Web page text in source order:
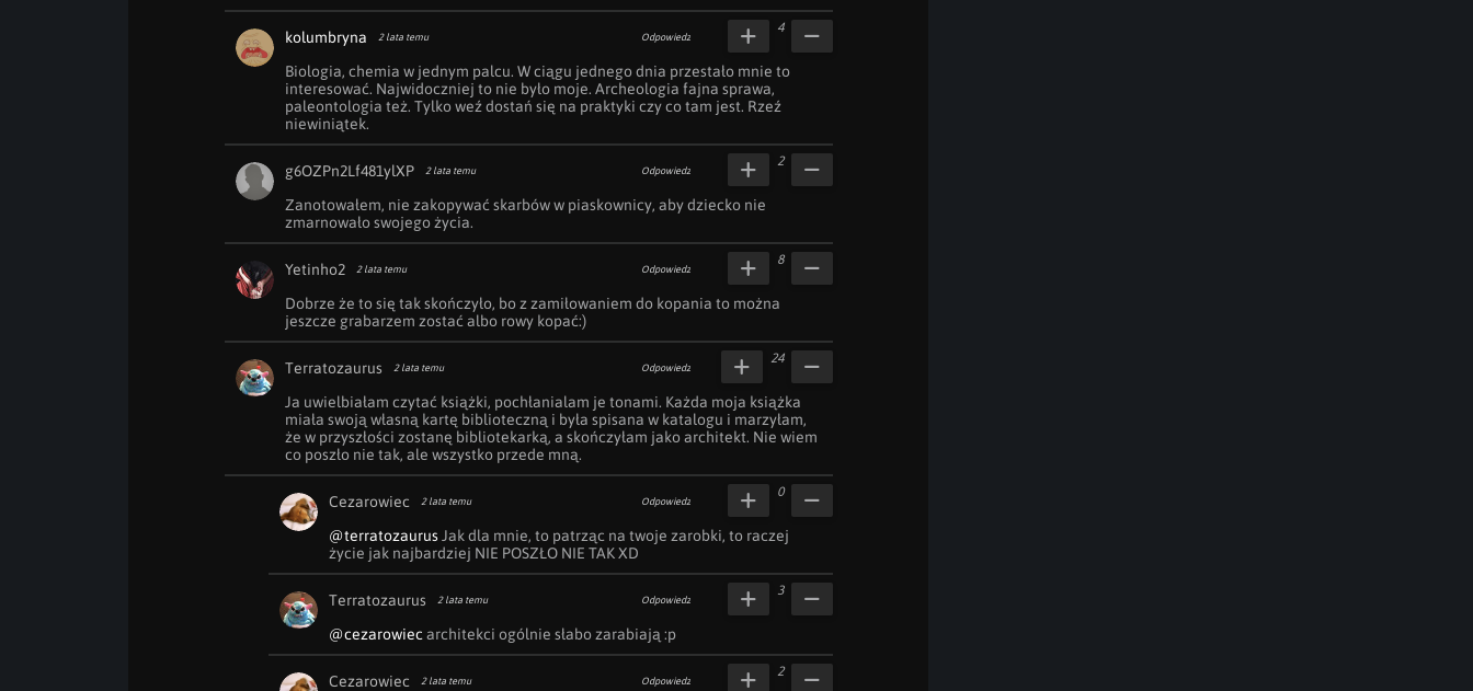
kolumbryna 2 lata temu Odpowiedz
Biologia, chemia w jednym palcu. W ciągu jednego dnia przestało mnie to
interesować. Najwidoczniej to nie było moje. Archeologia fajna sprawa,
paleontologia też. Tylko weź dostań się na praktyki czy co tam jest. Rzeź
niewiniątek.
4
g6OZPn2Lf481ylXP 2 lata temu Odpowiedz
Zanotowałem, nie zakopywać skarbów w piaskownicy, aby dziecko nie
zmarnowało swojego życia.
2
Yetinho2 2 lata temu Odpowiedz
Dobrze że to się tak skończyło, bo z zamiłowaniem do kopania to można
jeszcze grabarzem zostać albo rowy kopać:)
8
Terratozaurus 2 lata temu Odpowiedz
Ja uwielbiałam czytać książki, pochłanialam je tonami. Każda moja książka
miała swoją własną kartę biblioteczną i była spisana w katalogu i marzyłam,
że w przyszłości zostanę bibliotekarką, a skończyłam jako architekt. Nie wiem
co poszło nie tak, ale wszystko przede mną.
24
Cezarowiec 2 lata temu Odpowiedz
@terratozaurus Jak dla mnie, to patrząc na twoje zarobki, to raczej
życie jak najbardziej NIE POSZŁO NIE TAK XD
0
Terratozaurus 2 lata temu Odpowiedz
@cezarowiec architekci ogólnie słabo zarabiają :p
3
Cezarowiec 2 lata temu Odpowiedz
2